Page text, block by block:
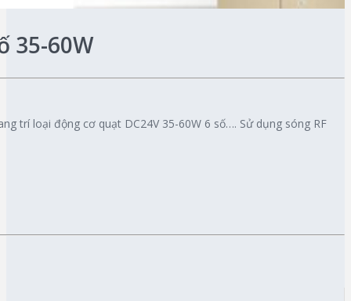
35-60W
trí loại động cơ quạt DC24V 35-60W 6 số…. Sử dụng sóng RF